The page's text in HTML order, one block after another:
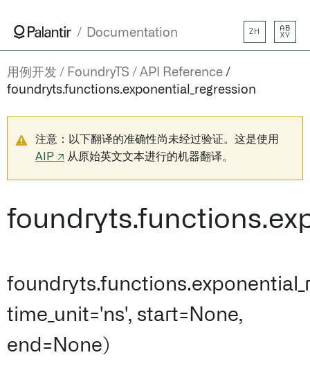
Documentation ZH
AB
XY
用例开发 FoundryTS
API Reference
foundryts.functions.exponential_regression
注意：以下翻译的准确性尚未经过验证。这是使用
AIP ↗ 从原始英文文本进行的机器翻译。
time_unit='ns', start=None,
end=None)